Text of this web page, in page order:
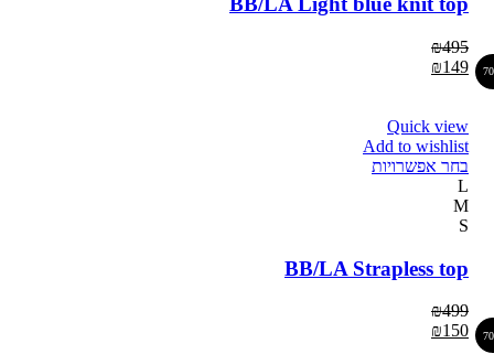
₪495
₪149
Quick view
Add to wishlist
בחר אפשרויות
L
M
S
BB/LA Strapless top
₪499
₪150